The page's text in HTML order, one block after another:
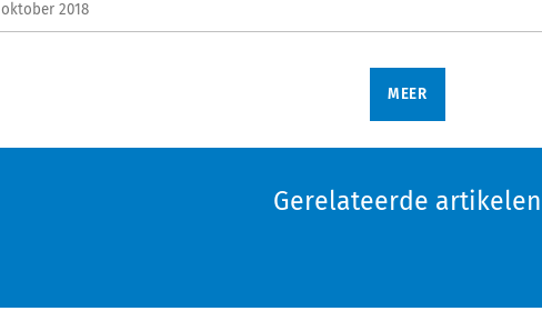
2018
MEER
Gerelateerde artikelen